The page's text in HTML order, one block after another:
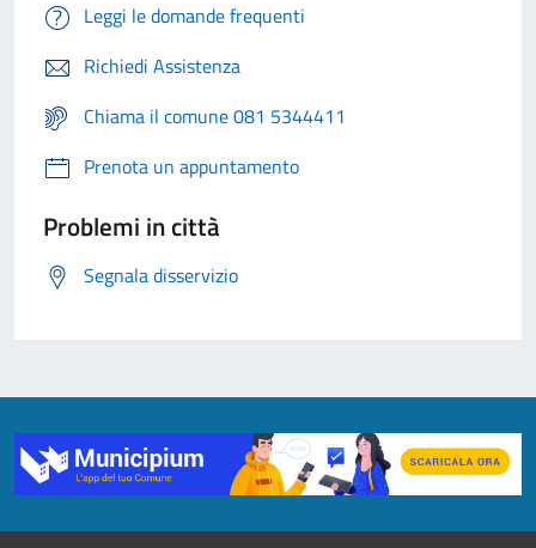
Leggi le domande frequenti
Richiedi Assistenza
Chiama il comune 081 5344411
Prenota un appuntamento
Problemi in città
Segnala disservizio